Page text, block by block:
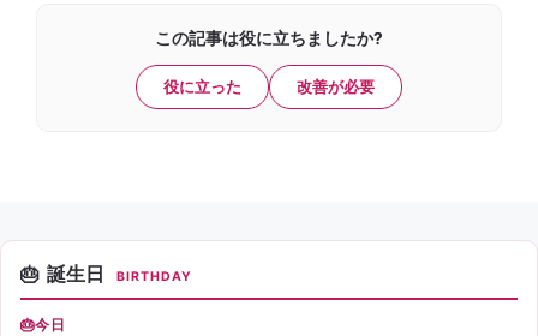
この記事は役に立ちましたか?
役に立った 改善が必要
誕生日 BIRTHDAY
今日